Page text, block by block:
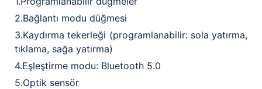
2.Bağlantı modu düğmesi
3.Kaydırma tekerleği (programlanabilir: sola yatırma,
tıklama, sağa yatırma)
4.Eşleştirme modu: Bluetooth 5.0
5.Optik sensör